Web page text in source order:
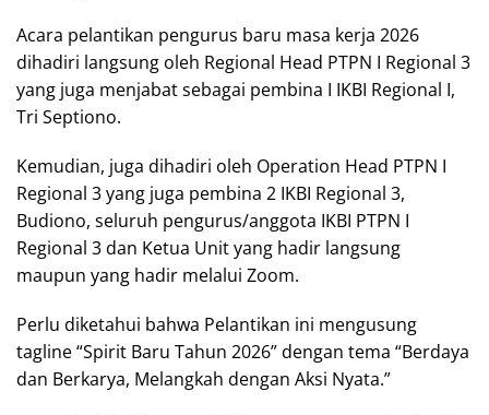
Acara pelantikan pengurus baru masa kerja 2026
dihadiri langsung oleh Regional Head PTPN I Regional 3
yang juga menjabat sebagai pembina I IKBI Regional I,
Tri Septiono.
Kemudian, juga dihadiri oleh Operation Head PTPN I
Regional 3 yang juga pembina 2 IKBI Regional 3,
Budiono, seluruh pengurus/anggota IKBI PTPN I
Regional 3 dan Ketua Unit yang hadir langsung
maupun yang hadir melalui Zoom.
Perlu diketahui bahwa Pelantikan ini mengusung
tagline “Spirit Baru Tahun 2026” dengan tema “Berdaya
dan Berkarya, Melangkah dengan Aksi Nyata.”